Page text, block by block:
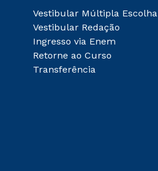
Vestibular Múltipla Escolha
Vestibular Redação
Ingresso via Enem
Retorne ao Curso
Transferência